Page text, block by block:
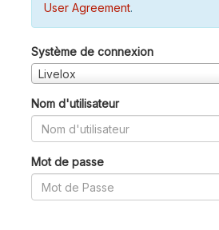
User Agreement.
Système de connexion
Livelox
Nom d'utilisateur
Mot de passe